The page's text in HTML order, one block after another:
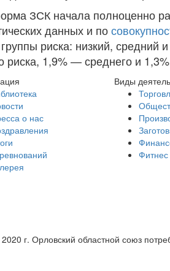
ЗСК начала полноценно
данных и по
риска: низкий, средний
риска, 1,9% — среднего и
о нас
Виды
г. Орловский областной союз